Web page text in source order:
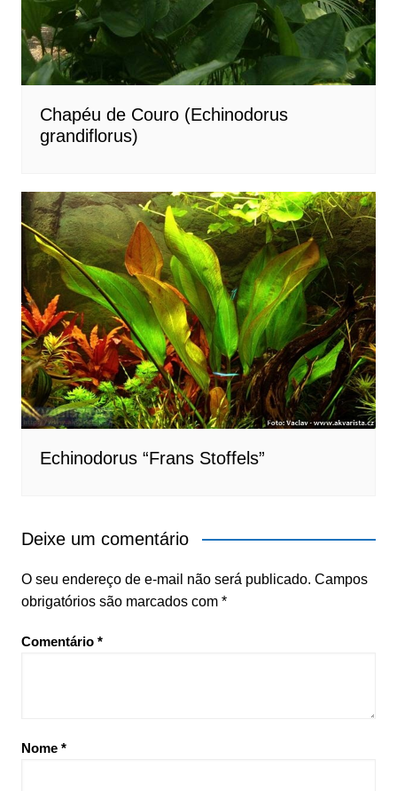
Chapéu de Couro (Echinodorus
grandiflorus)
Echinodorus “Frans Stoffels”
Deixe um comentário
O seu endereço de e-mail não será publicado. Campos
obrigatórios são marcados com *
Comentário *
Nome *